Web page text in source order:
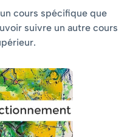
cours spécifique que
suivre un autre cours